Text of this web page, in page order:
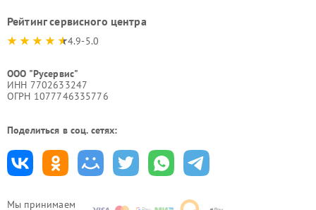
Мы принимаем
Рейтинг сервисного центра
4.9-5.0
ООО "Русервис"
ИНН 7702633247
ОГРН 1077746335776
Поделиться в соц. сетях: